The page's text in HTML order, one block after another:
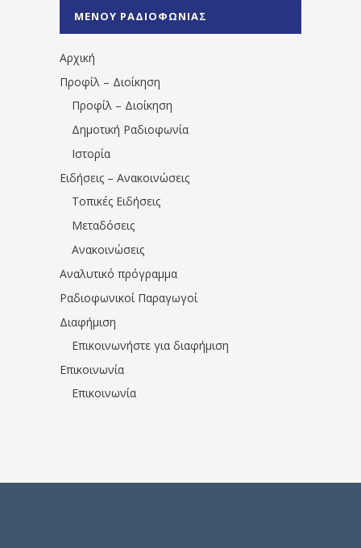
1531194763766854/" artist="" ]
ΜΕΝΟΥ ΡΑΔΙΟΦΩΝΙΑΣ
Αρχική
Προφίλ – Διοίκηση
Προφίλ – Διοίκηση
Δημοτική Ραδιοφωνία
Ιστορία
Ειδήσεις – Ανακοινώσεις
Τοπικές Ειδήσεις
Μεταδόσεις
Ανακοινώσεις
Αναλυτικό πρόγραμμα
Ραδιοφωνικοί Παραγωγοί
Διαφήμιση
Επικοινωνήστε για διαφήμιση
Επικοινωνία
Επικοινωνία